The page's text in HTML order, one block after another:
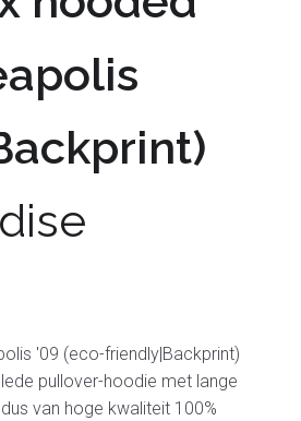
'09 (eco-friendly|Backprint)
pullover-hoodie met lange
van hoge kwaliteit 100%